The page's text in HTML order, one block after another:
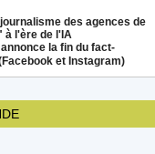
des agences de
à l'ère de l'IA
la fin du fact-
et Instagram)